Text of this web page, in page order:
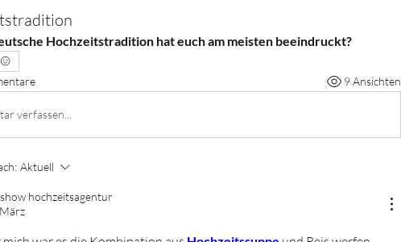
Hochzeitstradition hat euch am meisten beeindruckt?
9 Ansichten
verfassen...
Aktuell
hochzeitsagentur